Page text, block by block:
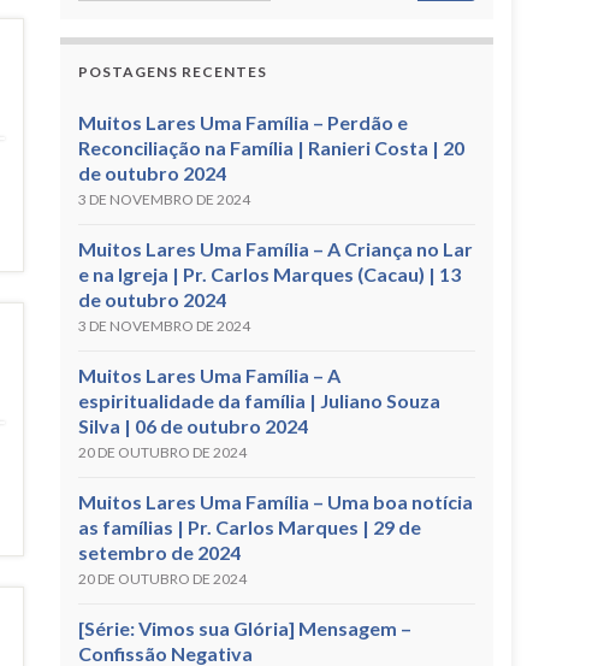
POSTAGENS RECENTES
Muitos Lares Uma Família – Perdão e
Reconciliação na Família | Ranieri Costa | 20
de outubro 2024
3 DE NOVEMBRO DE 2024
Muitos Lares Uma Família – A Criança no Lar
e na Igreja | Pr. Carlos Marques (Cacau) | 13
de outubro 2024
3 DE NOVEMBRO DE 2024
Muitos Lares Uma Família – A
espiritualidade da família | Juliano Souza
Silva | 06 de outubro 2024
20 DE OUTUBRO DE 2024
Muitos Lares Uma Família – Uma boa notícia
as famílias | Pr. Carlos Marques | 29 de
setembro de 2024
20 DE OUTUBRO DE 2024
[Série: Vimos sua Glória] Mensagem –
Confissão Negativa